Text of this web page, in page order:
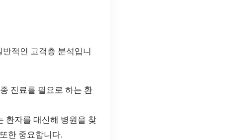
적인 고객층 분석입니
진료를 필요로 하는 환
환자를 대신해 병원을 찾
한 중요합니다.